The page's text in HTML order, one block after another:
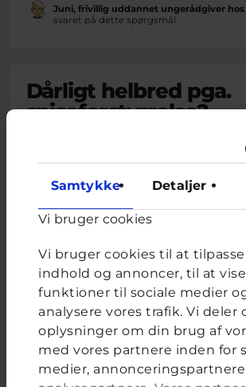
Samtykke Detaljer
Vi bruger cookies
Vi bruger cookies til at
indhold og annoncer, til at
funktioner til sociale medier
analysere vores trafik. Vi deler
oplysninger om din brug af
med vores partnere inden for
medier,
Juni, frivillig uddannet ungerådgiver hos
svaret på dette spørgsmål
Dårligt helbred pga.
spiseforstyrrelse?
På det seneste har jeg
er en spiseforstyrrelse. Jeg
morgenmad eller frokost, og
med at spise et fuldt måltid og
at kaste op. De seneste to
svimmel, træt, mit hjerte...
Lukas, frivillig uddannet ungerådgiver
svaret på dette spørgsmål